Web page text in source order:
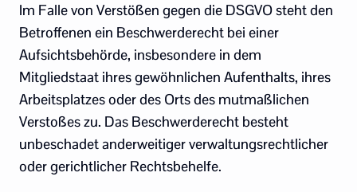
Im Falle von Verstößen gegen die DSGVO steht den
Betroffenen ein Beschwerderecht bei einer
Aufsichtsbehörde, insbesondere in dem
Mitgliedstaat ihres gewöhnlichen Aufenthalts, ihres
Arbeitsplatzes oder des Orts des mutmaßlichen
Verstoßes zu. Das Beschwerderecht besteht
unbeschadet anderweitiger verwaltungsrechtlicher
oder gerichtlicher Rechtsbehelfe.